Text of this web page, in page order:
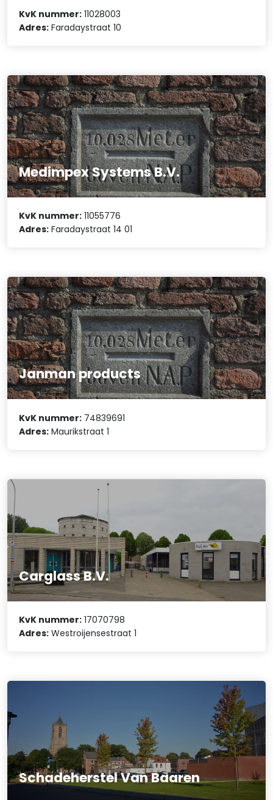
KvK nummer: 11028003
Adres: Faradaystraat 10
Medimpex Systems B.V.
KvK nummer: 11055776
Adres: Faradaystraat 14 01
Janman products
KvK nummer: 74839691
Adres: Maurikstraat 1
Carglass B.V.
KvK nummer: 17070798
Adres: Westroijensestraat 1
Schadeherstel Van Baaren